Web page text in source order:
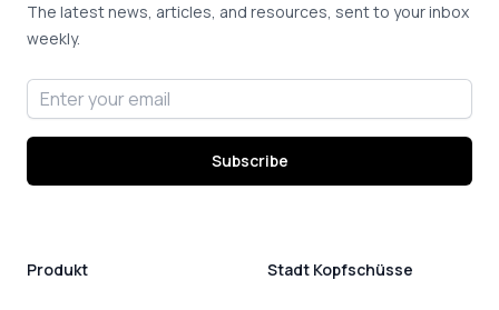
The latest news, articles, and resources, sent to your inbox
weekly.
Email address
Subscribe
Produkt Stadt Kopfschüsse